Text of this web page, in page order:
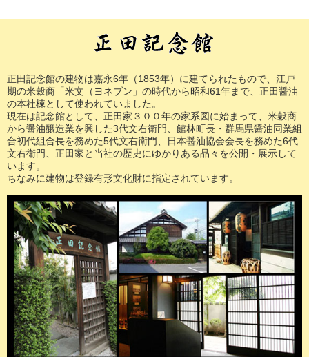
正田記念館の建物は嘉永6年（1853年）に建てられたもので、江戸
期の米穀商「米文（ヨネブン」の時代から昭和61年まで、正田醤油
の本社棟として使われていました。
現在は記念館として、正田家３００年の家系図に始まって、米穀商
から醤油醸造業を興した3代文右衛門、館林町長・群馬県醤油同業組
合初代組合長を務めた5代文右衛門、日本醤油協会会長を務めた6代
文右衛門、正田家と当社の歴史にゆかりある品々を公開・展示して
います。
ちなみに建物は登録有形文化財に指定されています。